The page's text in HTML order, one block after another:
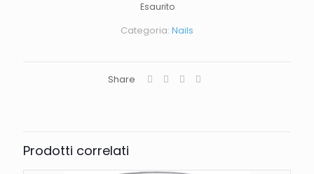
Esaurito
Categoria: Nails
Share
Prodotti correlati